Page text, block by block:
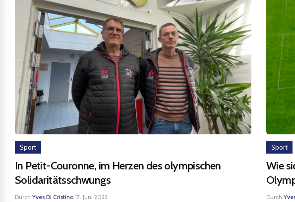
Sport
In Petit-Couronne, im Herzen des olympischen
Solidaritätsschwungs
Durch Yves Di Cristino·17. Juni 2023
Sport
Wie
Durch